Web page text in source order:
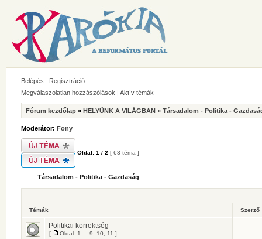
Belépés
Regisztráció
Megválaszolatlan hozzászólások | Aktív témák
Fórum kezdőlap » HELYÜNK A VILÁGBAN » Társadalom - Politika -
Moderátor: Fony
Oldal: 1 / 2 [ 63 téma ]
Társadalom - Politika - Gazdaság
Témák Szerző
Politikai korrektség
[ Oldal: 1 9 10 11 ]